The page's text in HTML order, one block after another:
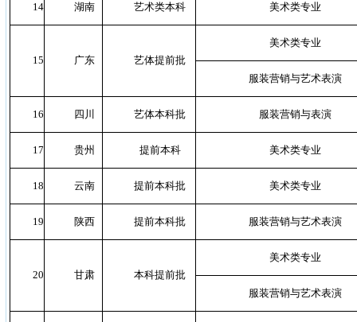
14 湖南 艺术类本科 美术类专业
15 广东 艺体提前批
美术类专业
服装营销与艺术表演
16 四川 艺体本科批 服装营销与表演
17 贵州 提前本科 美术类专业
18 云南 提前本科批 美术类专业
19 陕西 提前本科批 服装营销与艺术表演
20 甘肃 本科提前批
美术类专业
服装营销与艺术表演